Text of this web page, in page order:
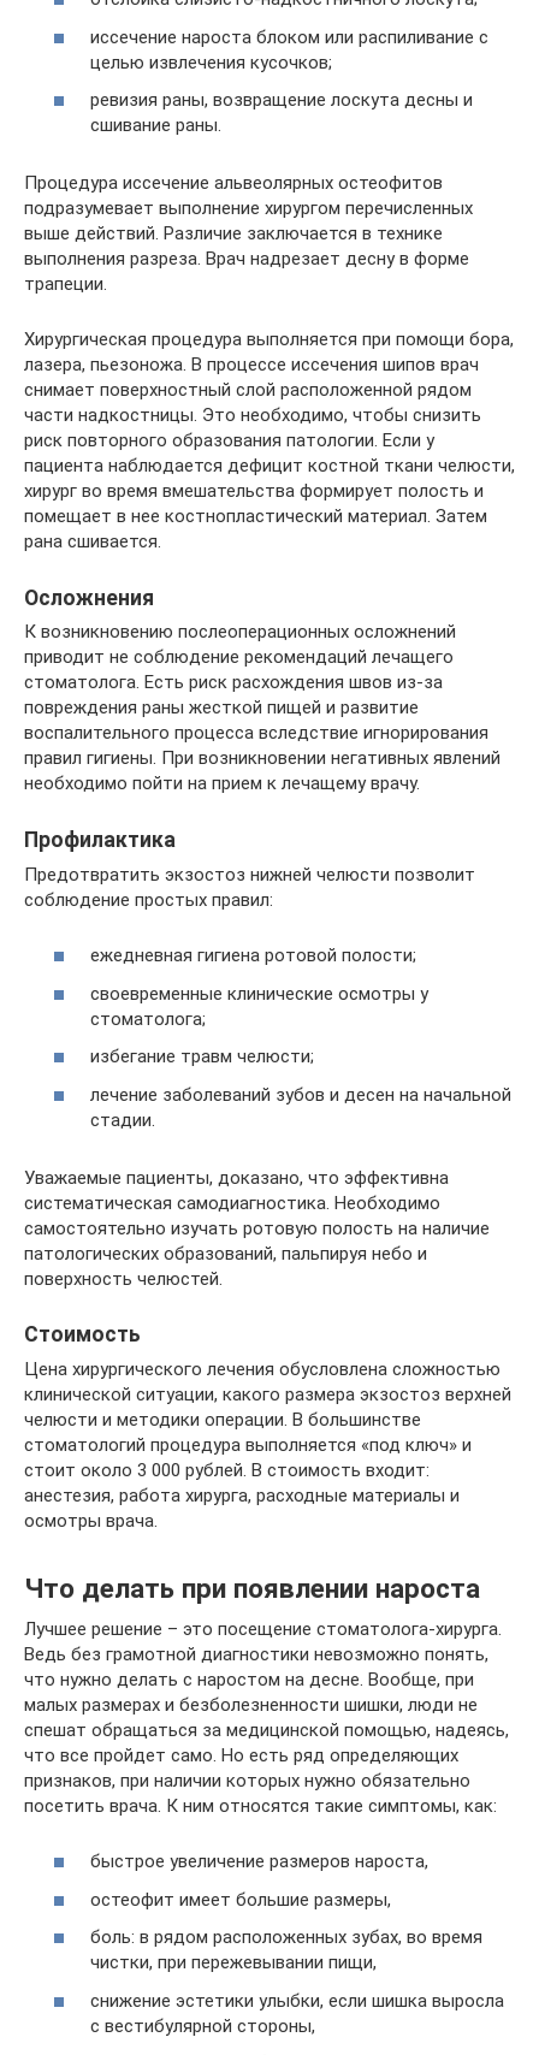
иссечение нароста блоком или распиливание с
целью извлечения кусочков;
ревизия раны, возвращение лоскута десны и
сшивание раны.
Процедура иссечение альвеолярных остеофитов
подразумевает выполнение хирургом перечисленных
выше действий. Различие заключается в технике
выполнения разреза. Врач надрезает десну в форме
трапеции.
Хирургическая процедура выполняется при помощи бора,
лазера, пьезоножа. В процессе иссечения шипов врач
снимает поверхностный слой расположенной рядом
части надкостницы. Это необходимо, чтобы снизить
риск повторного образования патологии. Если у
пациента наблюдается дефицит костной ткани челюсти,
хирург во время вмешательства формирует полость и
помещает в нее костнопластический материал. Затем
рана сшивается.
Осложнения
К возникновению послеоперационных осложнений
приводит не соблюдение рекомендаций лечащего
стоматолога. Есть риск расхождения швов из-за
повреждения раны жесткой пищей и развитие
воспалительного процесса вследствие игнорирования
правил гигиены. При возникновении негативных явлений
необходимо пойти на прием к лечащему врачу.
Профилактика
Предотвратить экзостоз нижней челюсти позволит
соблюдение простых правил:
ежедневная гигиена ротовой полости;
своевременные клинические осмотры у
стоматолога;
избегание травм челюсти;
лечение заболеваний зубов и десен на начальной
стадии.
Уважаемые пациенты, доказано, что эффективна
систематическая самодиагностика. Необходимо
самостоятельно изучать ротовую полость на наличие
патологических образований, пальпируя небо и
поверхность челюстей.
Стоимость
Цена хирургического лечения обусловлена сложностью
клинической ситуации, какого размера экзостоз верхней
челюсти и методики операции. В большинстве
стоматологий процедура выполняется «под ключ» и
стоит около 3 000 рублей. В стоимость входит:
анестезия, работа хирурга, расходные материалы и
осмотры врача.
Что делать при появлении нароста
Лучшее решение – это посещение стоматолога-хирурга.
Ведь без грамотной диагностики невозможно понять,
что нужно делать с наростом на десне. Вообще, при
малых размерах и безболезненности шишки, люди не
спешат обращаться за медицинской помощью, надеясь,
что все пройдет само. Но есть ряд определяющих
признаков, при наличии которых нужно обязательно
посетить врача. К ним относятся такие симптомы, как:
быстрое увеличение размеров нароста,
остеофит имеет большие размеры,
боль: в рядом расположенных зубах, во время
чистки, при пережевывании пищи,
снижение эстетики улыбки, если шишка выросла
с вестибулярной стороны,